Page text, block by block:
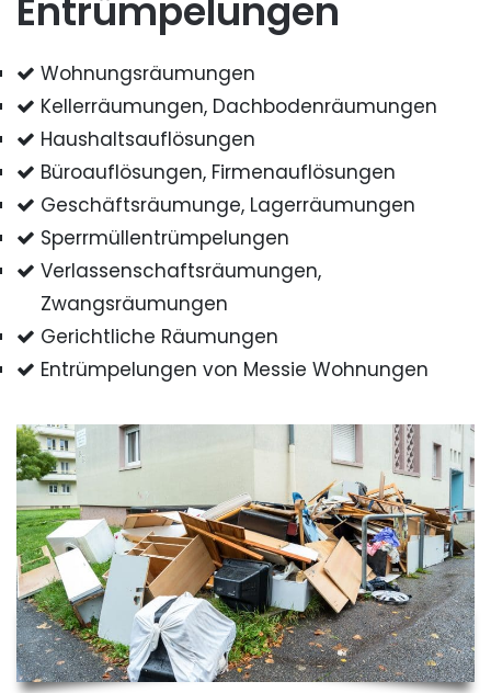
Entrümpelungen
Wohnungsräumungen
Kellerräumungen, Dachbodenräumungen
Haushaltsauflösungen
Büroauflösungen, Firmenauflösungen
Geschäftsräumunge, Lagerräumungen
Sperrmüllentrümpelungen
Verlassenschaftsräumungen,
Zwangsräumungen
Gerichtliche Räumungen
Entrümpelungen von Messie Wohnungen